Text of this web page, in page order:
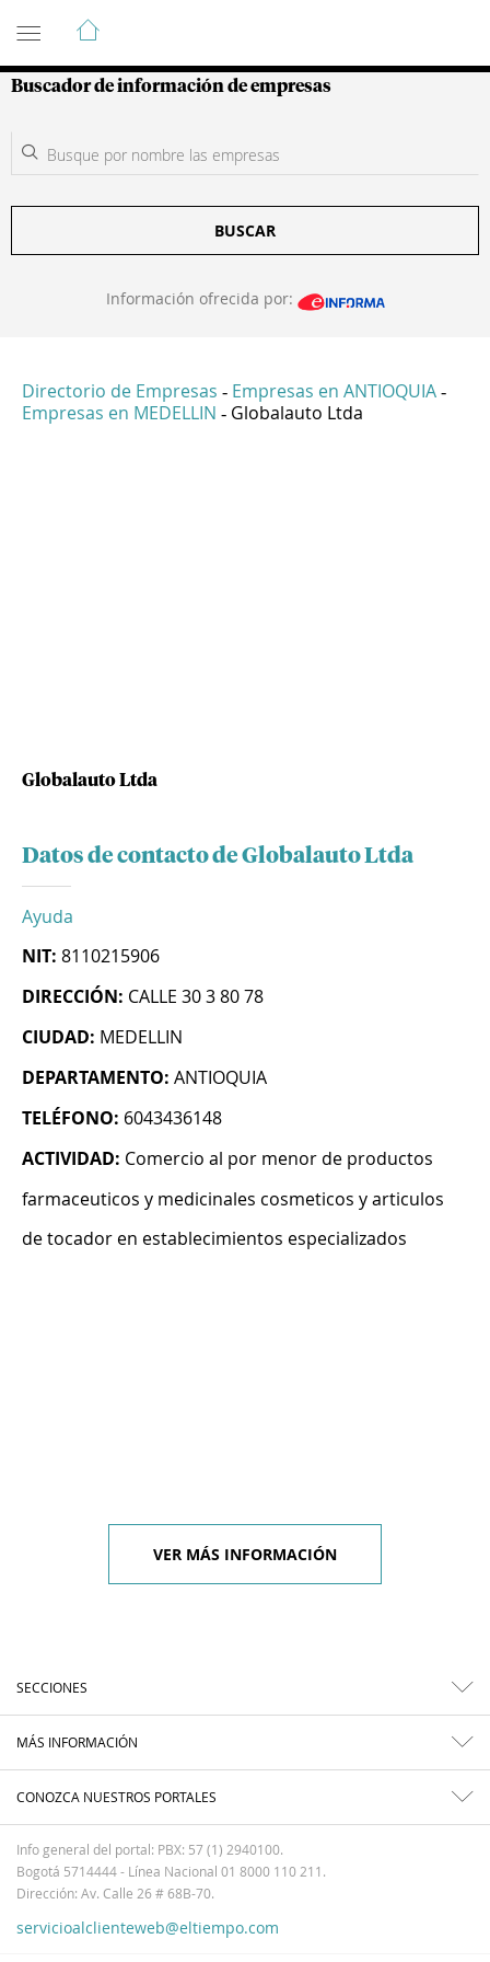
Guía de Empresas Colombianas
Buscador de información de empresas
BUSCAR
Información ofrecida por:
Directorio de Empresas - Empresas en ANTIOQUIA -
Empresas en MEDELLIN - Globalauto Ltda
Globalauto Ltda
Datos de contacto de Globalauto Ltda
Ayuda
NIT: 8110215906
DIRECCIÓN: CALLE 30 3 80 78
CIUDAD: MEDELLIN
DEPARTAMENTO: ANTIOQUIA
TELÉFONO: 6043436148
ACTIVIDAD: Comercio al por menor de productos
farmaceuticos y medicinales cosmeticos y articulos
de tocador en establecimientos especializados
VER MÁS INFORMACIÓN
SECCIONES
MÁS INFORMACIÓN
CONOZCA NUESTROS PORTALES
Info general del portal: PBX: 57 (1) 2940100.
Bogotá 5714444 - Línea Nacional 01 8000 110 211.
Dirección: Av. Calle 26 # 68B-70.
servicioalclienteweb@eltiempo.com